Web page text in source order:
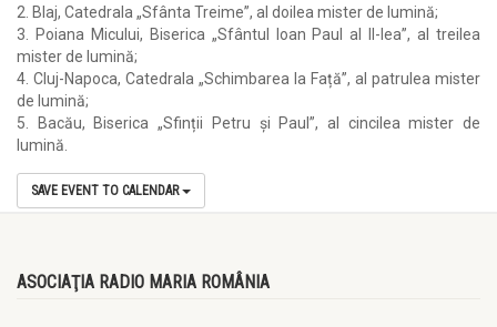
2. Blaj, Catedrala „Sfânta Treime”, al doilea mister de lumină;
3. Poiana Micului, Biserica „Sfântul Ioan Paul al II-lea”, al treilea
mister de lumină;
4. Cluj-Napoca, Catedrala „Schimbarea la Față”, al patrulea mister
de lumină;
5. Bacău, Biserica „Sfinții Petru și Paul”, al cincilea mister de
lumină.
SAVE EVENT TO CALENDAR
ASOCIAŢIA RADIO MARIA ROMÂNIA